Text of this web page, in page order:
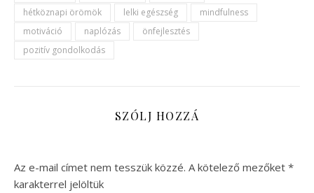
hétköznapi örömök
lelki egészség
mindfulness
motiváció
naplózás
önfejlesztés
pozitív gondolkodás
SZÓLJ HOZZÁ
Az e-mail címet nem tesszük közzé. A kötelező mezőket *
karakterrel jelöltük